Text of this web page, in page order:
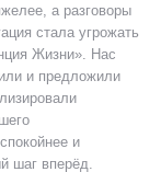
а разговоры
стала угрожать
Жизни». Нас
и предложили
и
шаг вперёд.